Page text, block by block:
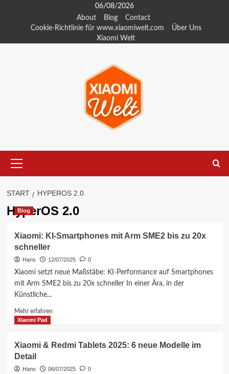
06/08/2026
About
Blog
Contact
Cookie-Richtlinie für www.xiaomiwelt.com
Über Uns
Xiaomi Welt
Menü
START HYPEROS 2.0
HyperOS 2.0
Blog
Xiaomi: KI-Smartphones mit Arm SME2 bis zu 20x
schneller
Hans 12/07/2025 0
Xiaomi setzt neue Maßstäbe: KI-Performance auf Smartphones
mit Arm SME2 bis zu 20x schneller In einer Ära, in der
Künstliche...
Mehr erfahrenMehr
KI-
mit
Xiaomi Pad
Xiaomi & Redmi Tablets 2025: 6 neue Modelle im
Detail
Hans 06/07/2025 0